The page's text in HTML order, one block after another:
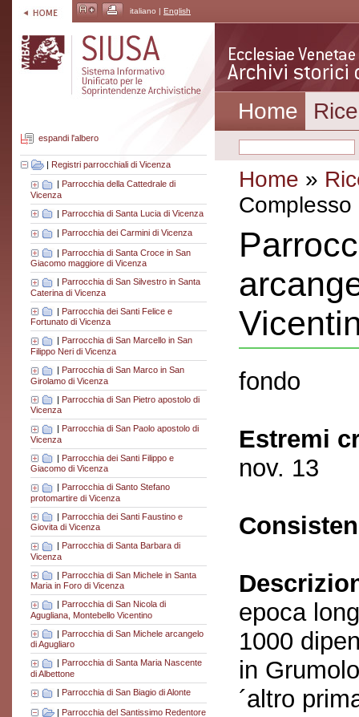
italiano | English
espandi l'albero
| Registri parrocchiali di Vicenza
| Parrocchia della Cattedrale di
Vicenza
| Parrocchia di Santa Lucia di Vicenza
Parrocchia dei Carmini di Vicenza
| Parrocchia di Santa Croce in San
Giacomo maggiore di Vicenza
Parrocchia di San Silvestro in Santa
Caterina di Vicenza
| Parrocchia dei Santi Felice e
Fortunato di Vicenza
Parrocchia di San Marcello in San
Filippo Neri di Vicenza
| Parrocchia di San Marco in San
Girolamo di Vicenza
| Parrocchia di San Pietro apostolo di
Vicenza
| Parrocchia di San Paolo apostolo di
Vicenza
| Parrocchia dei Santi Filippo e
Giacomo di Vicenza
| Parrocchia di Santo Stefano
protomartire di Vicenza
| Parrocchia dei Santi Faustino e
Giovita di Vicenza
Parrocchia di Santa Barbara di
Vicenza
| Parrocchia di San Michele in Santa
Maria in Foro di Vicenza
Parrocchia di San Nicola di
Agugliana, Montebello Vicentino
| Parrocchia di San Michele arcangelo
di Agugliaro
Parrocchia di Santa Maria Nascente
di Albettone
| Parrocchia di San Biagio di Alonte
| Parrocchia del Santissimo Redentore
Home
Home »
fondo
Estremi
nov. 13
epoca
1000
in
´altro